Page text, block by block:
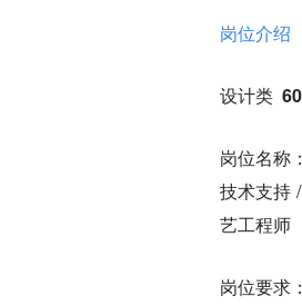
岗位介绍
设计类
岗位名称：
技术支持
艺工程师
岗位要求：